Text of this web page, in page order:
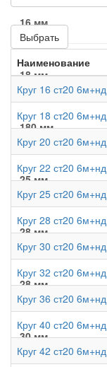
16 мм
18 мм
180 мм
25 мм
28 мм
28 мм
30 мм
Выбрать
Наименование
Круг 16 ст20 6м+нд
Круг 18 ст20 6м+нд
Круг 20 ст20 6м+нд
Круг 22 ст20 6м+нд
Круг 25 ст20 6м+нд
Круг 28 ст20 6м+нд
Круг 30 ст20 6м+нд
Круг 32 ст20 6м+нд
Круг 36 ст20 6м+нд
Круг 40 ст20 6м+нд
Круг 42 ст20 6м+нд